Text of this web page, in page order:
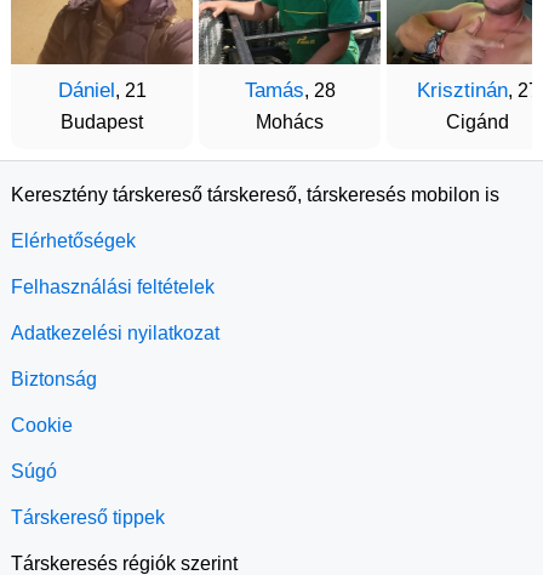
Dániel, 21
Budapest
Tamás, 28
Mohács
Krisztinán, 27
Cigánd
Keresztény társkereső társkereső, társkeresés mobilon is
Elérhetőségek
Felhasználási feltételek
Adatkezelési nyilatkozat
Biztonság
Cookie
Súgó
Társkereső tippek
Társkeresés régiók szerint